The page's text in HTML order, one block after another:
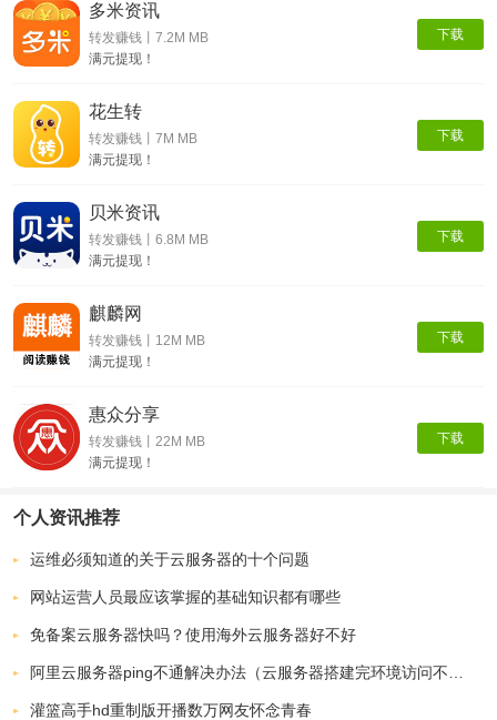
下载
多米资讯
转发赚钱丨7.2M MB
满元提现！
下载
花生转
转发赚钱丨7M MB
满元提现！
下载
贝米资讯
转发赚钱丨6.8M MB
满元提现！
下载
麒麟网
转发赚钱丨12M MB
满元提现！
下载
惠众分享
转发赚钱丨22M MB
满元提现！
个人资讯推荐
运维必须知道的关于云服务器的十个问题
网站运营人员最应该掌握的基础知识都有哪些
免备案云服务器快吗？使用海外云服务器好不好
灌篮高手hd重制版开播数万网友怀念青春